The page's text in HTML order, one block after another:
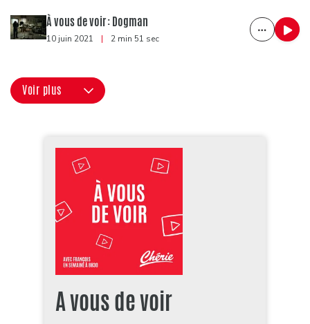
À vous de voir : Dogman
10 juin 2021 | 2 min 51 sec
Voir plus
A vous de voir